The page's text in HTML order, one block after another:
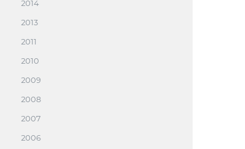
2014
2013
2011
2010
2009
2008
2007
2006